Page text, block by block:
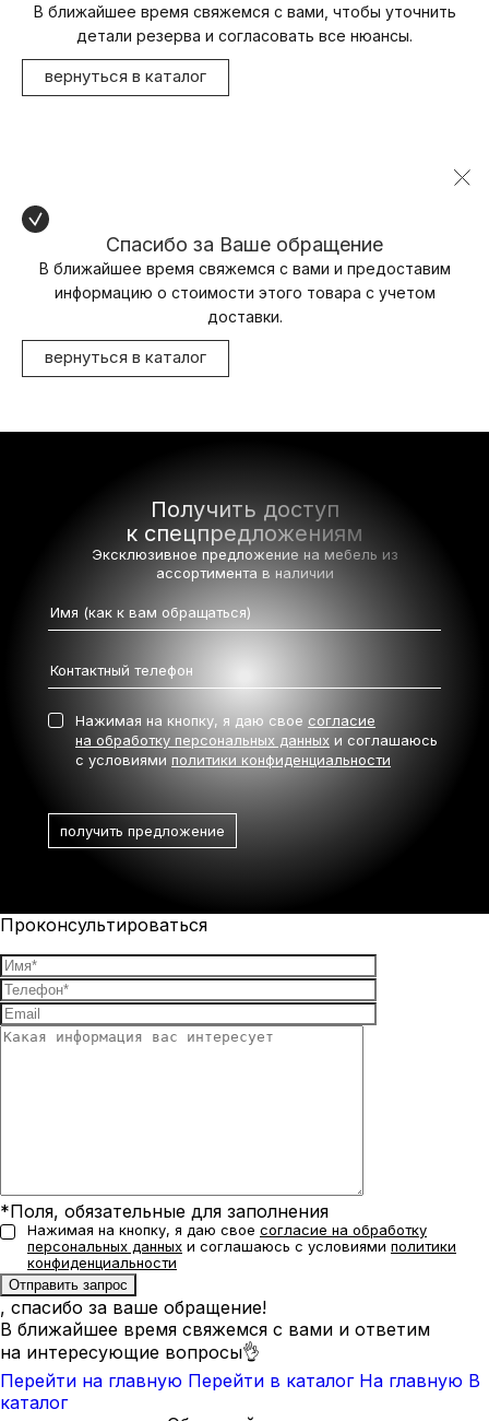
В ближайшее время свяжемся с вами, чтобы уточнить
детали резерва и согласовать все нюансы.
вернуться в каталог
Спасибо за Ваше обращение
В ближайшее время свяжемся с вами и предоставим
информацию о стоимости этого товара с учетом
доставки.
вернуться в каталог
Получить доступ
к спецпредложениям
Эксклюзивное предложение на мебель из
ассортимента в наличии
Нажимая на кнопку, я даю свое согласие
на обработку персональных данных и соглашаюсь
с условиями политики конфиденциальности
Проконсультироваться
*Поля, обязательные для заполнения
Нажимая на кнопку, я даю свое согласие на обработку
персональных данных и соглашаюсь с условиями политики
конфиденциальности
, спасибо за ваше обращение!
В ближайшее время свяжемся с вами и ответим
на интересующие вопросы👌
Перейти на главную Перейти в каталог На главную В
каталог